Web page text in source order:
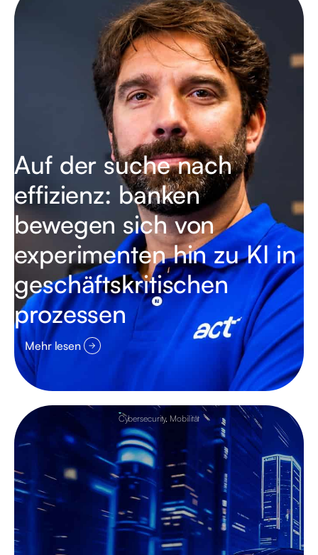
Auf der suche nach
effizienz: banken
bewegen sich von
experimenten hin zu KI in
geschäftskritischen
prozessen
Mehr lesen
Cybersecurity, Mobilität